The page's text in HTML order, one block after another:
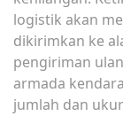
logistik akan
dikirimkan ke
pengiriman
armada
jumlah dan